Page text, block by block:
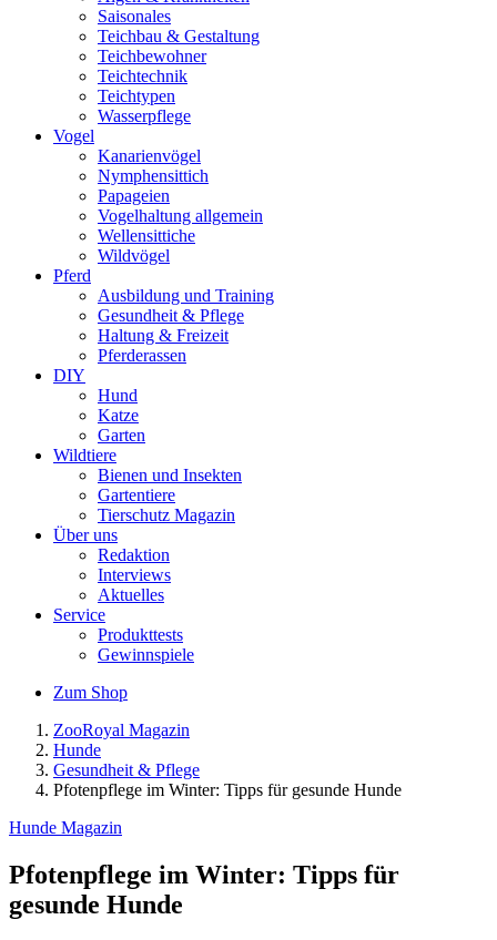
Saisonales
Teichbau & Gestaltung
Teichbewohner
Teichtechnik
Teichtypen
Wasserpflege
Vogel
Kanarienvögel
Nymphensittich
Papageien
Vogelhaltung allgemein
Wellensittiche
Wildvögel
Pferd
Ausbildung und Training
Gesundheit & Pflege
Haltung & Freizeit
Pferderassen
DIY
Hund
Katze
Garten
Wildtiere
Bienen und Insekten
Gartentiere
Tierschutz Magazin
Über uns
Redaktion
Interviews
Aktuelles
Service
Produkttests
Gewinnspiele
Zum Shop
ZooRoyal Magazin
Hunde
Gesundheit & Pflege
Pfotenpflege im Winter: Tipps für gesunde Hunde
Hunde Magazin
Pfotenpflege im Winter: Tipps für
gesunde Hunde